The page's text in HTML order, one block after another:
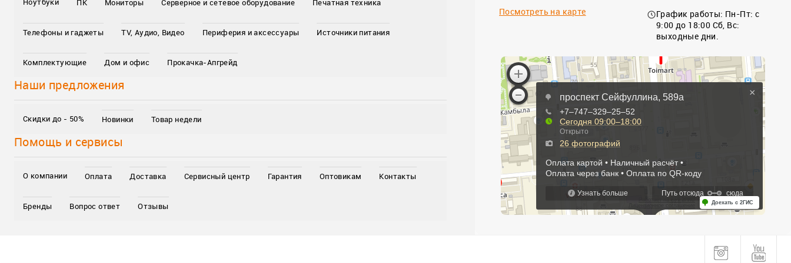
ПК Мониторы Серверное и сетевое оборудование Печатная техника
Телефоны и гаджеты TV, Аудио, Видео Периферия и аксессуары Источники питания
Комплектующие Дом и офис Прокачка-Апгрейд
Наши предложения
Скидки до - 50% Новинки Товар недели
Помощь и сервисы
О компании Оплата Доставка Сервисный центр Гарантия Оптовикам Контакты
Бренды Вопрос ответ Отзывы
Посмотреть на карте
График работы: Пн-Пт: с
9:00 до 18:00 Сб, Вс:
выходные дни.